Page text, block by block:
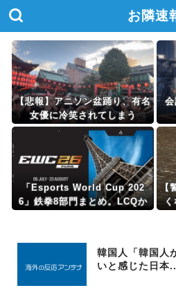
お隣速
【悲報】アニソン盆踊り、有名
女優に冷笑されてしまう
会
「Esports World Cup 202
6」鉄拳8部門まとめ。LCQか
【
く
韓国人「韓国人
いと感じた日本